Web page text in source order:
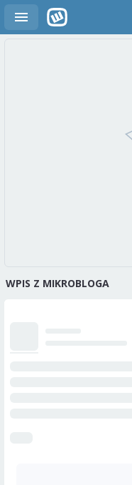
WPIS Z MIKROBLOGA